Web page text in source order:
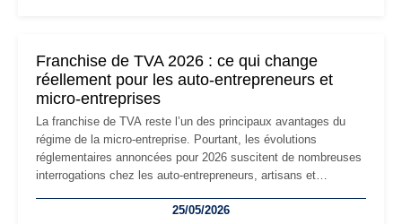
Franchise de TVA 2026 : ce qui change
réellement pour les auto-entrepreneurs et
micro-entreprises
La franchise de TVA reste l’un des principaux avantages du
régime de la micro-entreprise. Pourtant, les évolutions
réglementaires annoncées pour 2026 suscitent de nombreuses
interrogations chez les auto-entrepreneurs, artisans et
facturation ou risque de bascule vers la TVA : les règles
25/05/2026